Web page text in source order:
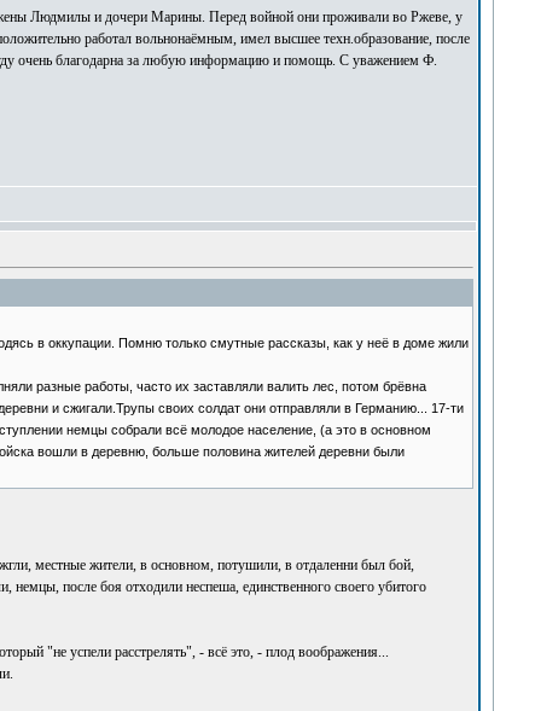
Людмилы и дочери Марины. Перед войной они проживали во Ржеве, у
работал вольнонаёмным, имел высшее техн.образование, после
очень благодарна за любую информацию и помощь. С уважением Ф.
в оккупации. Помню только смутные рассказы, как у неё в доме жили
разные работы, часто их заставляли валить лес, потом брёвна
и сжигали.Трупы своих солдат они отправляли в Германию... 17-ти
немцы собрали всё молодое население, (а это в основном
вошли в деревню, больше половина жителей деревни были
местные жители, в основном, потушили, в отдаленни был бой,
после боя отходили неспеша, единственного своего убитого
"не успели расстрелять", - всё это, - плод воображения...